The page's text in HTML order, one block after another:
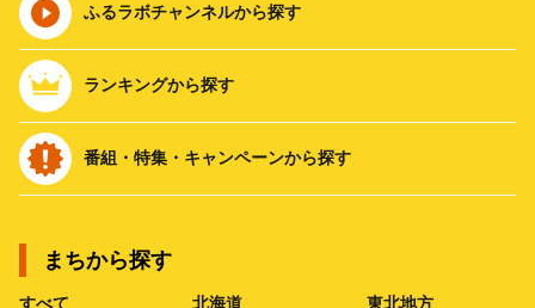
ふるラボチャンネルから探す
ランキングから探す
番組・特集・キャンペーンから探す
まちから探す
すべて 北海道 東北地方